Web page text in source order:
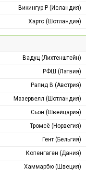
Викингур Р (Исландия)
Хартс (Шотландия)
Вадуц (Лихтенштейн)
РФШ (Латвия)
Рапид В (Австрия)
Мазервелл (Шотландия)
Сьон (Швейцария)
Тромсё (Норвегия)
Гент (Бельгия)
Копенгаген (Дания)
Хаммарбю (Швеция)